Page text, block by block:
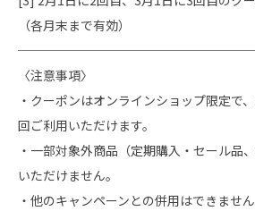
（各月末まで有効）
〈注意事項〉
・クーポンはオンラインショップ限定で
回ご利用いただけます。
・一部対象外商品（定期購入・セール品
いただけません。
・他のキャンペーンとの併用はできません